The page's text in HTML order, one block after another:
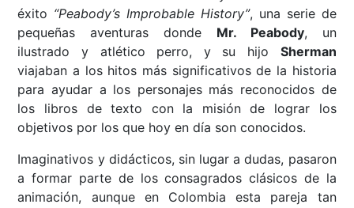
éxito “Peabody’s Improbable History”, una serie de
pequeñas aventuras donde Mr. Peabody, un
ilustrado y atlético perro, y su hijo Sherman
viajaban a los hitos más significativos de la historia
para ayudar a los personajes más reconocidos de
los libros de texto con la misión de lograr los
objetivos por los que hoy en día son conocidos.
Imaginativos y didácticos, sin lugar a dudas, pasaron
a formar parte de los consagrados clásicos de la
animación, aunque en Colombia esta pareja tan